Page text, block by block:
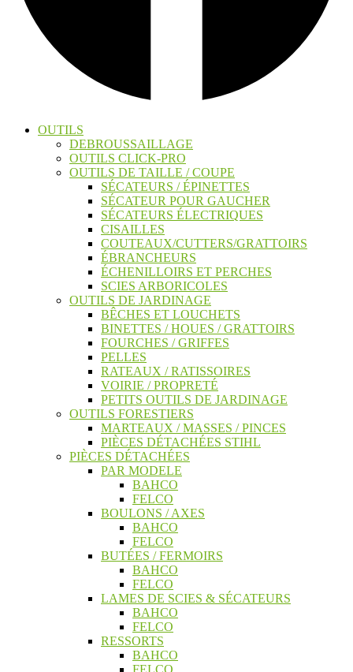
OUTILS
DEBROUSSAILLAGE
OUTILS CLICK-PRO
OUTILS DE TAILLE / COUPE
SÉCATEURS / ÉPINETTES
SÉCATEUR POUR GAUCHER
SÉCATEURS ÉLECTRIQUES
CISAILLES
COUTEAUX/CUTTERS/GRATTOIRS
ÉBRANCHEURS
ÉCHENILLOIRS ET PERCHES
SCIES ARBORICOLES
OUTILS DE JARDINAGE
BÊCHES ET LOUCHETS
BINETTES / HOUES / GRATTOIRS
FOURCHES / GRIFFES
PELLES
RATEAUX / RATISSOIRES
VOIRIE / PROPRETÉ
PETITS OUTILS DE JARDINAGE
OUTILS FORESTIERS
MARTEAUX / MASSES / PINCES
PIÈCES DÉTACHÉES STIHL
PIÈCES DÉTACHÉES
PAR MODELE
BAHCO
FELCO
BOULONS / AXES
BAHCO
FELCO
BUTÉES / FERMOIRS
BAHCO
FELCO
LAMES DE SCIES & SÉCATEURS
BAHCO
FELCO
RESSORTS
BAHCO
FELCO